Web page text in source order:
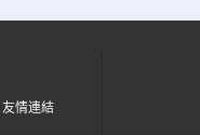
友情連結